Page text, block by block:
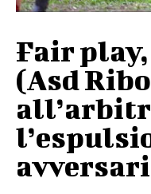
Fair
(Asd